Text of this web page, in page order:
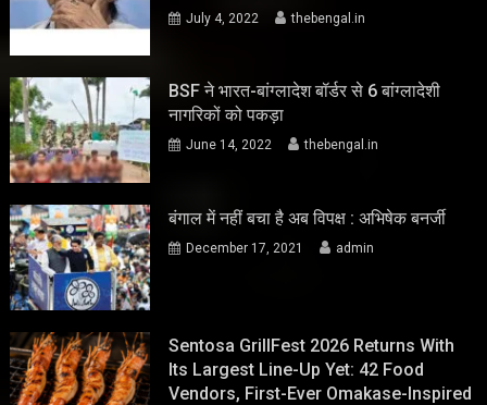
July 4, 2022 thebengal.in
BSF ने भारत-बांग्लादेश बॉर्डर से 6 बांग्लादेशी
नागरिकों को पकड़ा
June 14, 2022 thebengal.in
बंगाल में नहीं बचा है अब विपक्ष : अभिषेक बनर्जी
December 17, 2021 admin
Sentosa GrillFest 2026 Returns With
Its Largest Line-Up Yet: 42 Food
Vendors, First-Ever Omakase-Inspired